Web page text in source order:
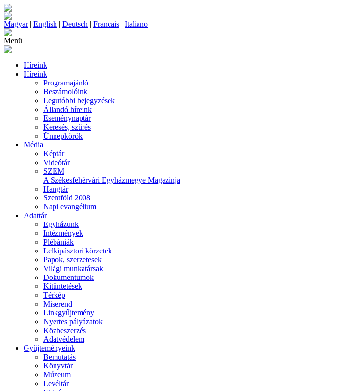
Magyar| English | Deutsch | Francais | Italiano
Menü
Híreink
Híreink
Programajánló
Beszámolóink
Legutóbbi bejegyzések
Állandó híreink
Eseménynaptár
Keresés, szűrés
Ünnepkörök
Média
Képtár
Videótár
SZEM
A Székesfehérvári Egyházmegye Magazinja
Hangtár
Szentföld 2008
Napi evangélium
Adattár
Egyházunk
Intézmények
Plébániák
Lelkipásztori körzetek
Papok, szerzetesek
Világi munkatársak
Dokumentumok
Kitüntetések
Térkép
Miserend
Linkgyűjtemény
Nyertes pályázatok
Közbeszerzés
Adatvédelem
Gyűjteményeink
Bemutatás
Könyvtár
Múzeum
Levéltár